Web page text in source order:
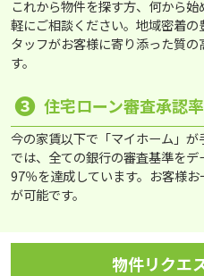
これから物件を探す方、何から
軽にご相談ください。地域密着
タッフがお客様に寄り添った質
す。
❸ 住宅ローン審査承認
今の家賃以下で「マイホーム」
では、全ての銀行の審査基準を
97％を達成しています。お客様
が可能です。
物件リクエ